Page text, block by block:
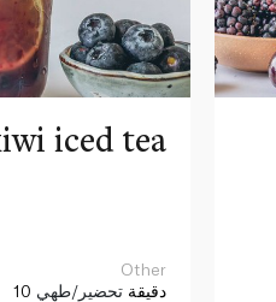
iced tea
Other
10 دقيقة تحضير/طهي